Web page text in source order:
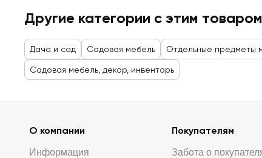
Другие категории с этим товаром
Дача и сад Садовая мебель Отдельные предметы
Садовая мебель, декор, инвентарь
О компании
Информация
Покупателям
Забота о